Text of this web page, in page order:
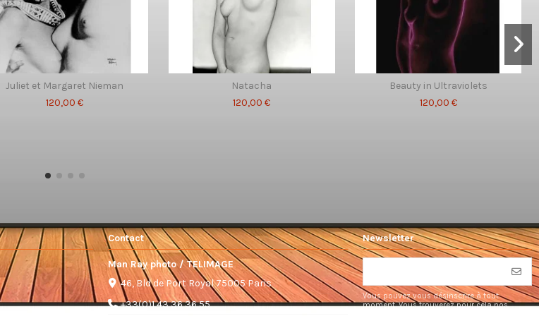
Juliet et Margaret Nieman
120,00 €
Natacha
120,00 €
Beauty in Ultraviolets
120,00 €
Contact
Man Ray photo / TELIMAGE
46, Bld de Port Royal 75005 Paris
+33(0)1 43 36 36 55
Newsletter
Vous pouvez vous désinscrire à tout
moment. Vous trouverez pour cela nos